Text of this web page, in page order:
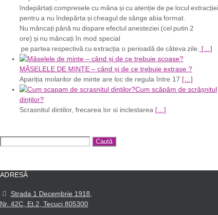
îndepărtați compresele cu mâna și cu atenție de pe locul
pentru a nu îndepărta și cheagul de sânge abia format.
Nu mâncați până nu dispare efectul anesteziei (cel putin 2
ore) și nu mâncați în mod special
pe partea respectivă cu extracția o perioadă de câteva zile. […]
MĂSELELE DE MINTE – când și de ce trebuie extrase ?
Apariția molarilor de minte are loc de regula între 17 […]
Cum scăpăm de scrâșnitul
dinților?
Scrasnitul dintilor, frecarea lor si inclestarea […]
ADRESĂ
Strada 1 Decembrie 1918,
Nr. 42C, Et.2, Tecuci 805300